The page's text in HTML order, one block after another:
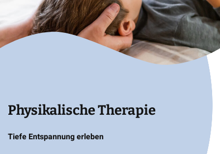
Physikalische Therapie
Tiefe Entspannung erleben